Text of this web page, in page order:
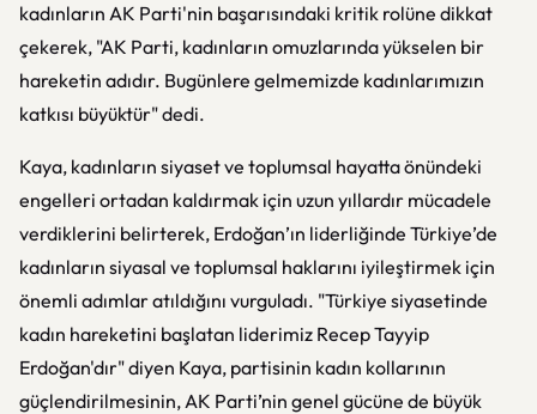
kadınların AK Parti'nin başarısındaki kritik rolüne dikkat
çekerek, "AK Parti, kadınların omuzlarında yükselen bir
hareketin adıdır. Bugünlere gelmemizde kadınlarımızın
katkısı büyüktür" dedi.
Kaya, kadınların siyaset ve toplumsal hayatta önündeki
engelleri ortadan kaldırmak için uzun yıllardır mücadele
verdiklerini belirterek, Erdoğan’ın liderliğinde Türkiye’de
kadınların siyasal ve toplumsal haklarını iyileştirmek için
önemli adımlar atıldığını vurguladı. "Türkiye siyasetinde
kadın hareketini başlatan liderimiz Recep Tayyip
Erdoğan'dır" diyen Kaya, partisinin kadın kollarının
güçlendirilmesinin, AK Parti’nin genel gücüne de büyük